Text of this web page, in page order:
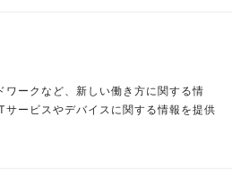
ワークなど、新しい働き方に関する情
ービスやデバイスに関する情報を提供